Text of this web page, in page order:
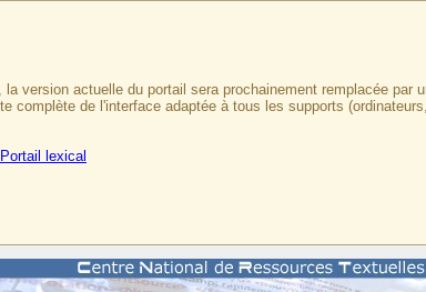
version actuelle du portail sera prochainement remplacée par
complète de l'interface adaptée à tous les supports
Portail lexical